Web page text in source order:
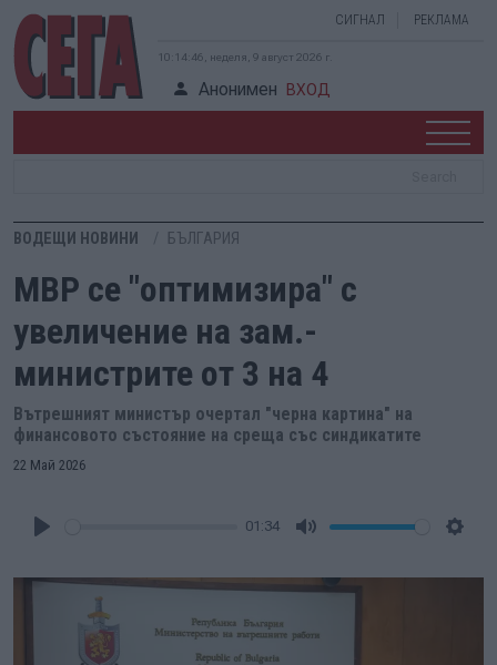
СИГНАЛ РЕКЛАМА
10:14:47, неделя, 9 август 2026 г.
Анонимен ВХОД
ВОДЕЩИ НОВИНИ БЪЛГАРИЯ
МВР се "оптимизира" с
увеличение на зам.-
министрите от 3 на 4
Вътрешният министър очертал "черна картина" на
финансовото състояние на среща със синдикатите
22 Май 2026
01:34